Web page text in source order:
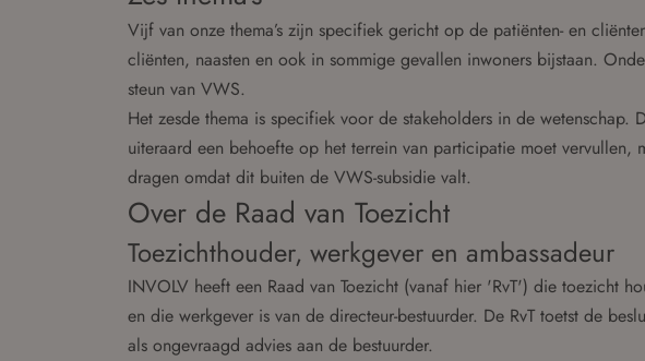
Vijf van onze thema’s zijn specifiek gericht op de patiënten- en
cliënten, naasten en ook in sommige gevallen inwoners bijstaan.
steun van VWS.
Het zesde thema is specifiek voor de stakeholders in de wetenschap.
uiteraard een behoefte op het terrein van participatie moet
dragen omdat dit buiten de VWS-subsidie valt.
Over de Raad van Toezicht
Toezichthouder, werkgever en ambassadeur
INVOLV heeft een Raad van Toezicht (vanaf hier 'RvT') die toezicht
en die werkgever is van de directeur-bestuurder. De RvT toetst de
als ongevraagd advies aan de bestuurder.